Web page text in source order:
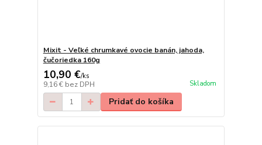
Mixit - Veľké chrumkavé ovocie banán, jahoda,
čučoriedka 160g
10,90 €/ks
9,16 € bez DPH Skladom
Pridať do košíka